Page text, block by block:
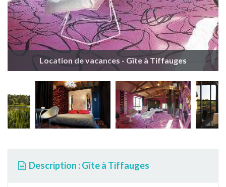
Location de vacances - Gîte à Tiffauges
Description : Gîte à Tiffauges